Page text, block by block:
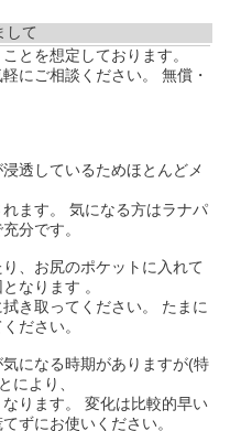
して
とを想定しております。
にご相談ください。 無償・
透しているためほとんどメ
ます。 気になる方はラナパ
分です。
、お尻のポケットに入れて
なります 。
き取ってください。 たまに
ださい。
になる時期がありますが(特
により、
ります。 変化は比較的早い
ずにお使いください。